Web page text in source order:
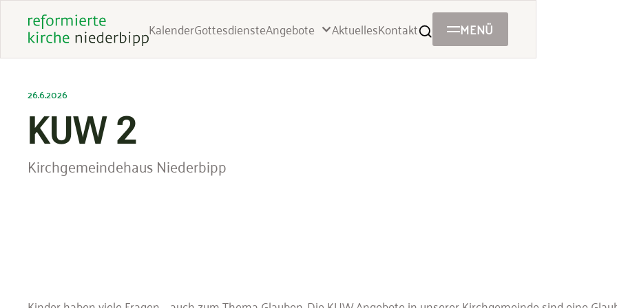
KalenderGottesdiensteAngebote AktuellesKontakt MENÜ
26.6.2026
KUW 2
Kirchgemeindehaus Niederbipp